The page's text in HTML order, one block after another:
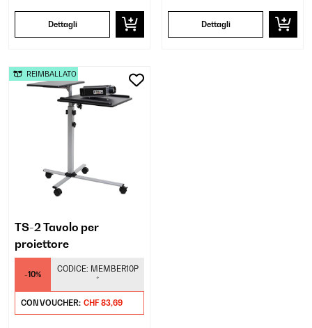
Dettagli Dettagli
TS-2 Tavolo per
proiettore
-10%
CODICE: MEMBER10P
*
CON VOUCHER: CHF 83,69
REIMBALLATO